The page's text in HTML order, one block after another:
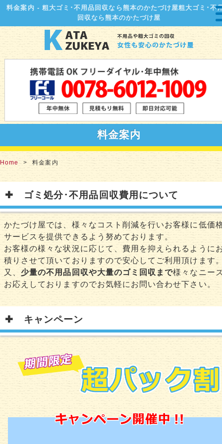
料金案内 - 粗大ゴミ･不用品回収なら熊本のかたづけ屋粗大ゴミ･不
回収なら熊本のかたづけ屋
Home 料金案内
料金案内
ゴミ処分･不用品回収費用について
かたづけ屋では、様々なコスト削減を行いお客様に低価
サービスを提供できるよう努めております。
お客様の様々な状況に応じて、費用を抑えられるように
積りさせて頂いておりますので安心してご利用頂けます
又、 少量の不用品回収や大量のゴミ回収まで様々なニー
お応えしておりますのでお気軽にお問い合わせ下さい。
キャンペーン